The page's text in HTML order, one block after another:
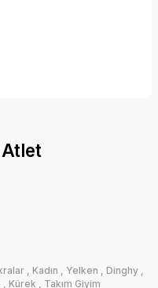
Atlet
, Kadın , Yelken , Dinghy ,
, Kürek , Takım Giyim